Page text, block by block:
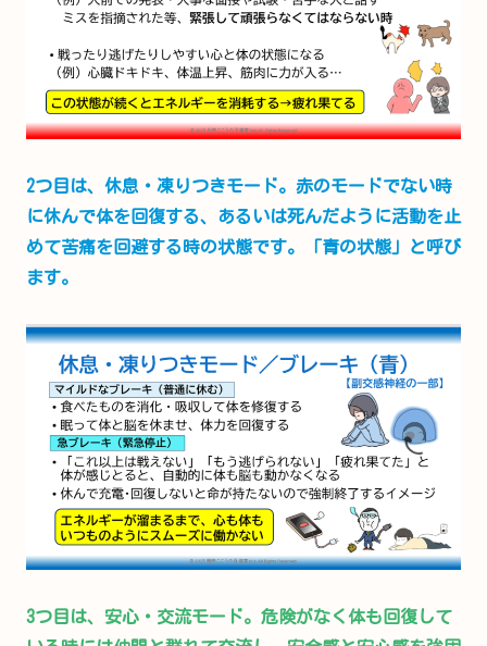
2つ目は、休息・凍りつきモード。赤のモードでない時
に休んで体を回復する、あるいは死んだように活動を止
めて苦痛を回避する時の状態です。「青の状態」と呼び
ます。
3つ目は、安心・交流モード。危険がなく体も回復して